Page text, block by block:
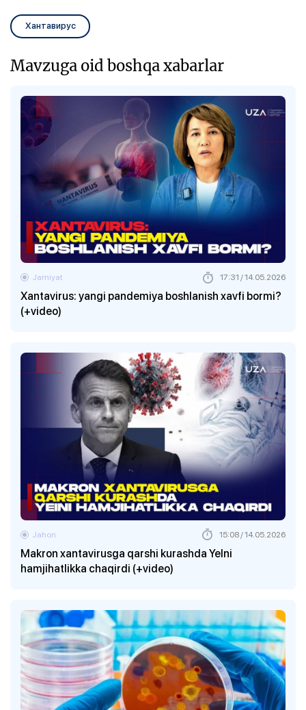
Хантавирус
Mavzuga oid boshqa xabarlar
Xantavirus: yangi pandemiya boshlanish xavfi bormi?
(+video)
Jamiyat 17:31 / 14.05.2026
Makron xantavirusga qarshi kurashda YeIni
hamjihatlikka chaqirdi (+video)
Jahon 15:08 / 14.05.2026